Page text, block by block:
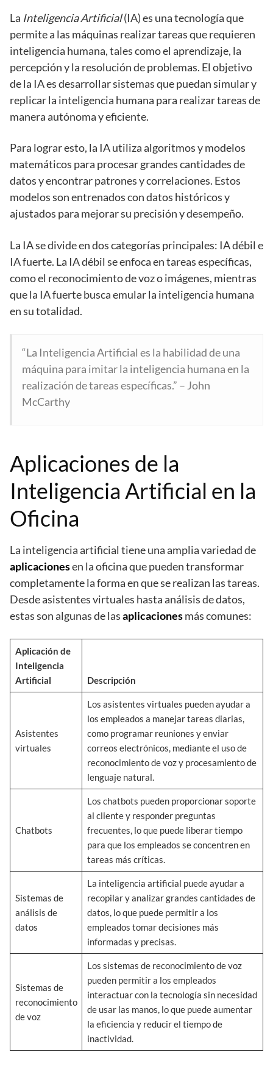
La Inteligencia Artificial(IA) es una tecnología que
permite a las máquinas realizar tareas que requieren
inteligencia humana, tales como el aprendizaje, la
percepción y la resolución de problemas. El objetivo
de la IA es desarrollar sistemas que puedan simular y
replicar la inteligencia humana para realizar tareas de
manera autónoma y eficiente.
Para lograr esto, la IA utiliza algoritmos y modelos
matemáticos para procesar grandes cantidades de
datos y encontrar patrones y correlaciones. Estos
modelos son entrenados con datos históricos y
ajustados para mejorar su precisión y desempeño.
La IA se divide en dos categorías principales: IA débil e
IA fuerte. La IA débil se enfoca en tareas específicas,
como el reconocimiento de voz o imágenes, mientras
que la IA fuerte busca emular la inteligencia humana
en su totalidad.
“La Inteligencia Artificial es la habilidad de una
máquina para imitar la inteligencia humana en la
realización de tareas específicas.” – John
McCarthy
Aplicaciones de la
Inteligencia Artificial en la
Oficina
La inteligencia artificial tiene una amplia variedad de
aplicacionesen la oficina que pueden transformar
completamente la forma en que se realizan las tareas.
Desde asistentes virtuales hasta análisis de datos,
estas son algunas de lasaplicacionesmás comunes:
Aplicación de
Inteligencia
Artificial
Descripción
Asistentes
virtuales
Los asistentes virtuales pueden ayudar a
los empleados a manejar tareas diarias,
como programar reuniones y enviar
correos electrónicos, mediante el uso de
reconocimiento de voz y procesamiento de
lenguaje natural.
Chatbots
Los chatbots pueden proporcionar soporte
al cliente y responder preguntas
frecuentes, lo que puede liberar tiempo
para que los empleados se concentren en
tareas más críticas.
Sistemas de
análisis de
datos
La inteligencia artificial puede ayudar a
recopilar y analizar grandes cantidades de
datos, lo que puede permitir a los
empleados tomar decisiones más
informadas y precisas.
Sistemas de
reconocimiento
de voz
Los sistemas de reconocimiento de voz
pueden permitir a los empleados
interactuar con la tecnología sin necesidad
de usar las manos, lo que puede aumentar
la eficiencia y reducir el tiempo de
inactividad.